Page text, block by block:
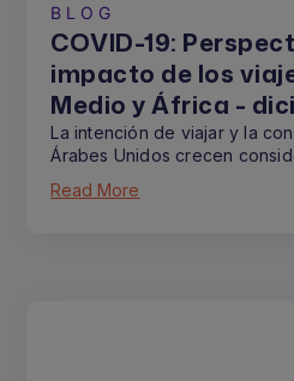
BLOG
COVID-19:
impacto de los
Medio y África -
La intención de viajar y la
Árabes Unidos crecen
Read More